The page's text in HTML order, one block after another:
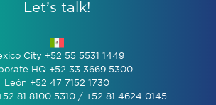
Let’s talk!
City +52 55 5531 1449
HQ +52 33 3669 5300
León +52 47 7152 1730
81 8100 5310 / +52 81 4624 0145